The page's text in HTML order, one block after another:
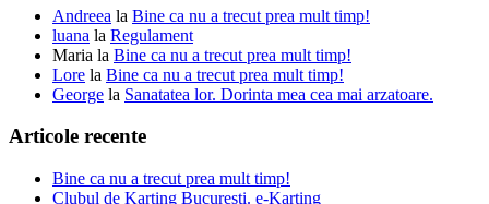
Andreea la Bine ca nu a trecut prea mult timp!
luana la Regulament
Maria la Bine ca nu a trecut prea mult timp!
Lore la Bine ca nu a trecut prea mult timp!
George la Sanatatea lor. Dorinta mea cea mai arzatoare.
Articole recente
Bine ca nu a trecut prea mult timp!
Clubul de Karting Bucuresti. e-Karting